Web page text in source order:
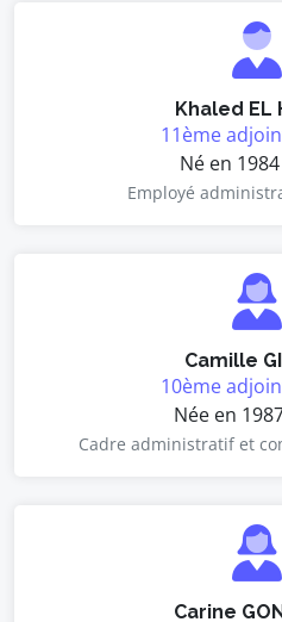
Khaled EL
11ème
Né en
Employé
Camille
10ème
Née en
Cadre administratif et
Carine